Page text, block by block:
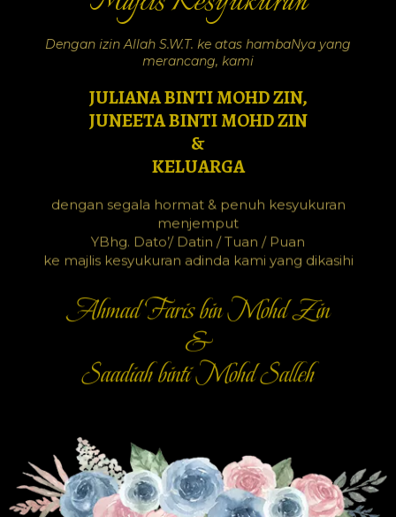
Dengan izin Allah S.W.T. ke atas hambaNya yang
merancang, kami
JULIANA BINTI MOHD ZIN,
JUNEETA BINTI MOHD ZIN
&
KELUARGA
dengan segala hormat & penuh kesyukuran
menjemput
YBhg. Dato’/ Datin / Tuan / Puan
ke majlis kesyukuran adinda kami yang dikasihi
Ahmad Faris bin Mohd Zin
&
Saadiah binti Mohd Salleh